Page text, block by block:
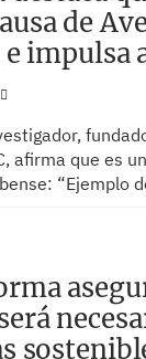
de
impulsa
afirma que es
“Ejemplo